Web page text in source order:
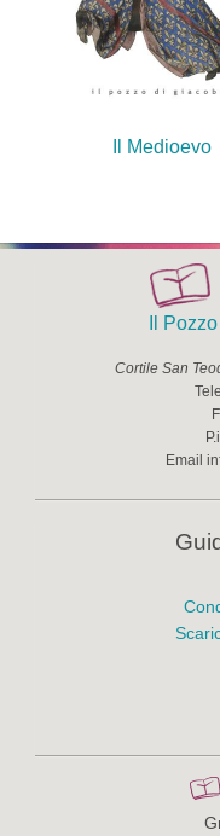
Il Medioevo
Il
Cortile San
Email